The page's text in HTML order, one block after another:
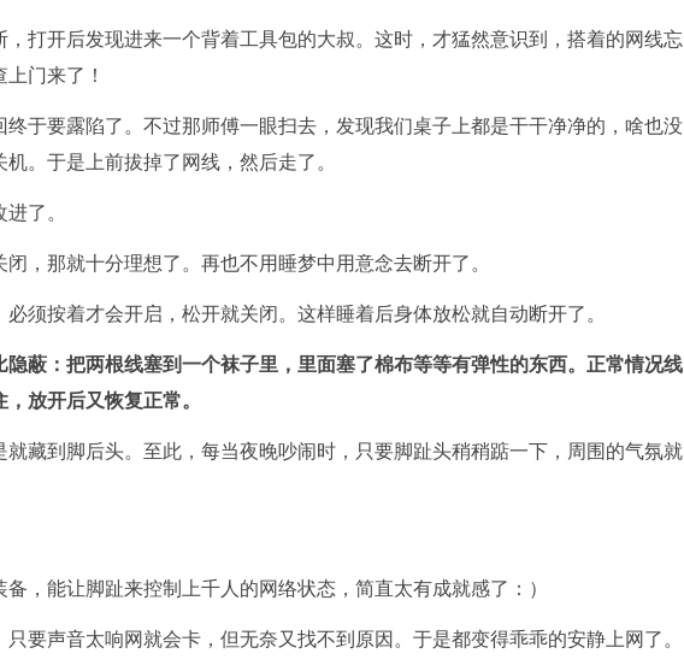
，打开后发现进来一个背着工具包的大叔。这时，才猛然意识到，搭着的网线忘
门来了！
于要露陷了。不过那师傅一眼扫去，发现我们桌子上都是干干净净的，啥也没
。于是上前拔掉了网线，然后走了。
了。
，那就十分理想了。再也不用睡梦中用意念去断开了。
须按着才会开启，松开就关闭。这样睡着后身体放松就自动断开了。
蔽：把两根线塞到一个袜子里，里面塞了棉布等等有弹性的东西。正常情况线
放开后又恢复正常。
藏到脚后头。至此，每当夜晚吵闹时，只要脚趾头稍稍踮一下，周围的气氛就
，能让脚趾来控制上千人的网络状态，简直太有成就感了：）
要声音太响网就会卡，但无奈又找不到原因。于是都变得乖乖的安静上网了。